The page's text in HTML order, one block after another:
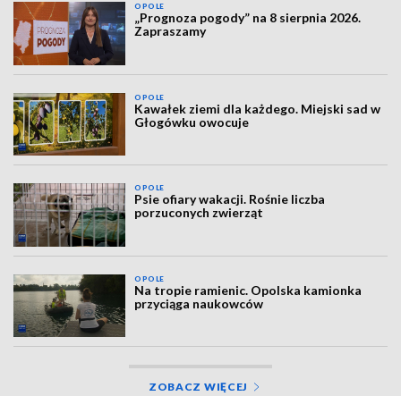
OPOLE
„Prognoza pogody” na 8 sierpnia 2026.
Zapraszamy
OPOLE
Kawałek ziemi dla każdego. Miejski sad w
Głogówku owocuje
OPOLE
Psie ofiary wakacji. Rośnie liczba
porzuconych zwierząt
OPOLE
Na tropie ramienic. Opolska kamionka
przyciąga naukowców
ZOBACZ WIĘCEJ